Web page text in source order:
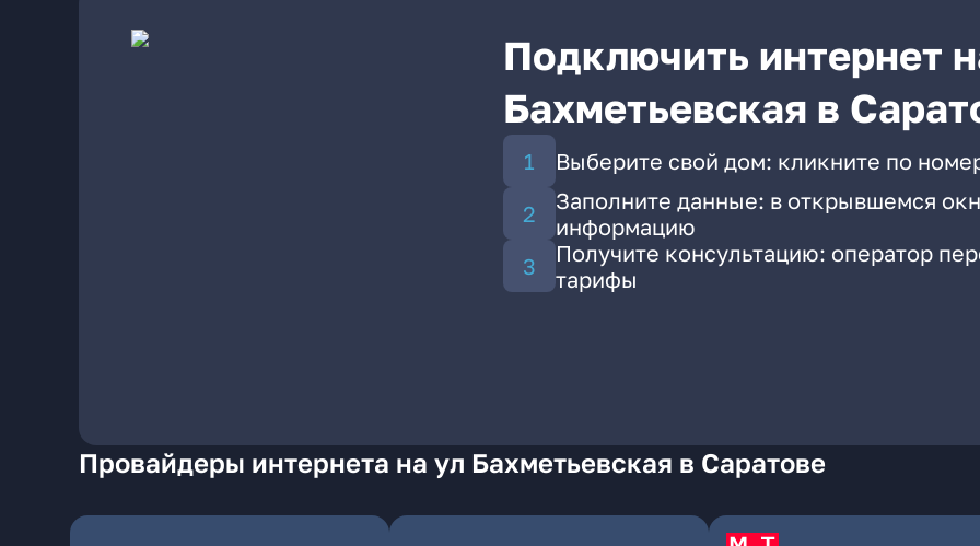
Подключить интернет
Бахметьевская в
Выберите свой дом: кликните по
Заполните данные: в открывшемся
информацию
Получите консультацию: оператор
тарифы
Провайдеры интернета на ул Бахметьевская в Саратове